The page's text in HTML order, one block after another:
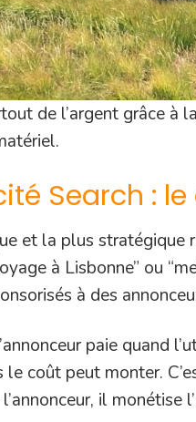
de l’argent grâce à
Search :
et la plus stratégique
à Lisbonne” ou
à des
paie quand
coût peut monter.
il monétise